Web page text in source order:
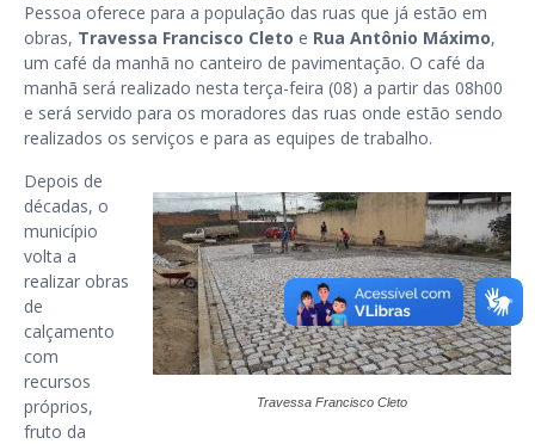
Pessoa oferece para a população das ruas que já estão em
obras, Travessa Francisco Cleto e Rua Antônio Máximo,
um café da manhã no canteiro de pavimentação. O café da
manhã será realizado nesta terça-feira (08) a partir das 08h00
e será servido para os moradores das ruas onde estão sendo
realizados os serviços e para as equipes de trabalho.
Travessa Francisco Cleto
Depois de
décadas, o
município
volta a
realizar obras
de
calçamento
com
recursos
próprios,
fruto da